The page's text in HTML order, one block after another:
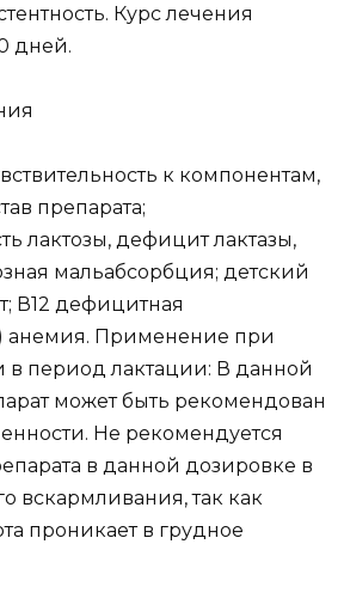
Курс лечения
дней.
к компонентам,
препарата;
лактозы, дефицит лактазы,
мальабсорбция; детский
В12 дефицитная
анемия. Применение при
в период лактации: В данной
может быть рекомендован
Не рекомендуется
в данной дозировке в
вскармливания, так как
проникает в грудное